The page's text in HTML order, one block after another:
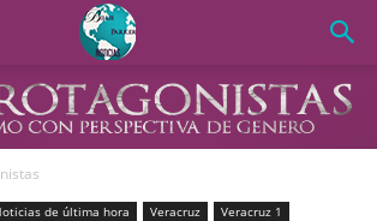
de última hora Veracruz Veracruz 1